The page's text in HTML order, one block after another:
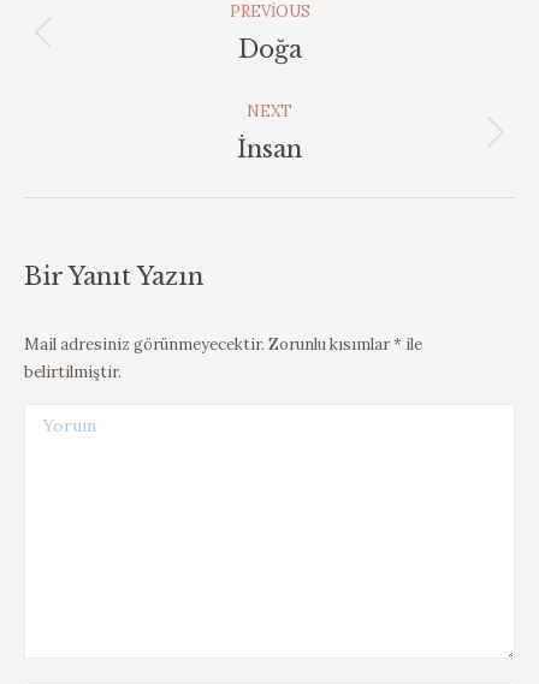
PREVIOUS
Previous
Doğa
NEXT
Next
İnsan
Bir Yanıt Yazın
Mail adresiniz görünmeyecektir. Zorunlu kısımlar* ile
belirtilmiştir.
Yorum